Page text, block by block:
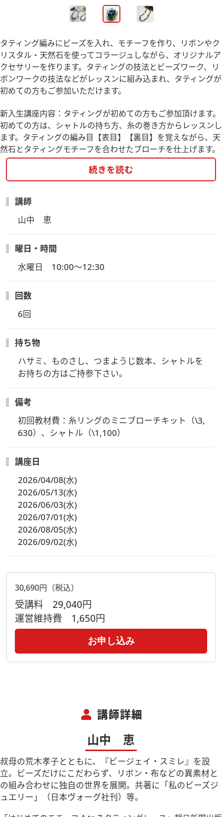
タティング編みにビーズを入れ、モチーフを作り、リボンやク
リスタル・天然石を使ってコラージュしながら、オリジナルア
クセサリーを作ります。タティングの技法とビーズワーク、リ
ボンワークの技法などがレッスンに組み込まれ、タティングが
初めての方もご参加いただけます。
新入生講座内容：タティングが初めての方もご参加頂けます。
初めての方は、シャトルの持ち方、糸の巻き方からレッスンし
ます。タティングの編み目【表目】【裏目】を覚えながら、天
然石とタティングモチーフを合わせたブローチを仕上げます。
続きを読む
講師
山中　恵
曜日・時間
水曜日　10:00～12:30
回数
6回
持ち物
ハサミ、ものさし、つまようじ数本、シャトルを
お持ちの方はご持参下さい。
備考
初回教材費：糸リングのミニブローチキット（\3,
630）、シャトル（\1,100）
講座日
2026/04/08(水)
2026/05/13(水)
2026/06/03(水)
2026/07/01(水)
2026/08/05(水)
2026/09/02(水)
30,690円（税込）
受講料 29,040円
運営維持費 1,650円
お申し込み
person 講師詳細
山中 恵
叔母の荒木孝子とともに、『ビージェイ・スミレ』を設
立。ビーズだけにこだわらず、リボン・布などの異素材と
の組み合わせに独自の世界を展開。共著に「私のビーズジ
ュエリー」（日本ヴォーグ社刊）等。